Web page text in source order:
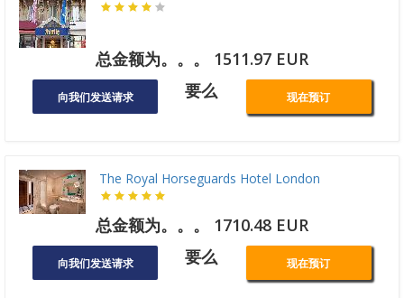
总金额为。。。 1511.97 EUR
向我们发送请求 要么 现在预订
The Royal Horseguards Hotel London
总金额为。。。 1710.48 EUR
向我们发送请求 要么 现在预订